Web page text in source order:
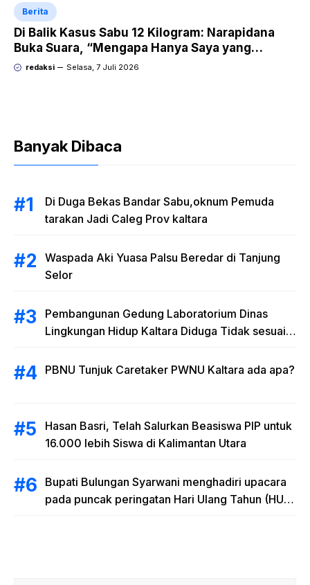
Berita
Di Balik Kasus Sabu 12 Kilogram: Narapidana
Buka Suara, “Mengapa Hanya Saya yang
Dipecat dan Dipidana?
redaksi Selasa, 7 Juli 2026
Banyak Dibaca
Di Duga Bekas Bandar Sabu,oknum Pemuda
tarakan Jadi Caleg Prov kaltara
Waspada Aki Yuasa Palsu Beredar di Tanjung
Selor
Pembangunan Gedung Laboratorium Dinas
Lingkungan Hidup Kaltara Diduga Tidak sesuai
PBNU Tunjuk Caretaker PWNU Kaltara ada apa?
Hasan Basri, Telah Salurkan Beasiswa PIP untuk
16.000 lebih Siswa di Kalimantan Utara
Bupati Bulungan Syarwani menghadiri upacara
pada puncak peringatan Hari Ulang Tahun (HUT)